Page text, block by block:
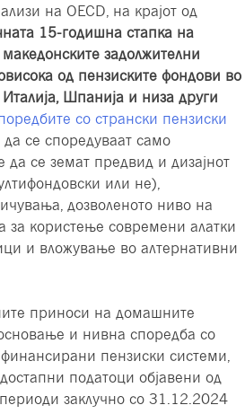
на OECD, на крајот од
15-годишна стапка на
задолжителни
од пензиските фондови во
Шпанија и низа други
со странски пензиски
да се споредуваат само
се земат предвид и дизајнот
или не),
дозволеното ниво на
за користење современи алатки
и вложување во алтернативни
приноси на домашните
и нивна споредба со
пензиски системи,
податоци објавени од
заклучно со 31.12.2024